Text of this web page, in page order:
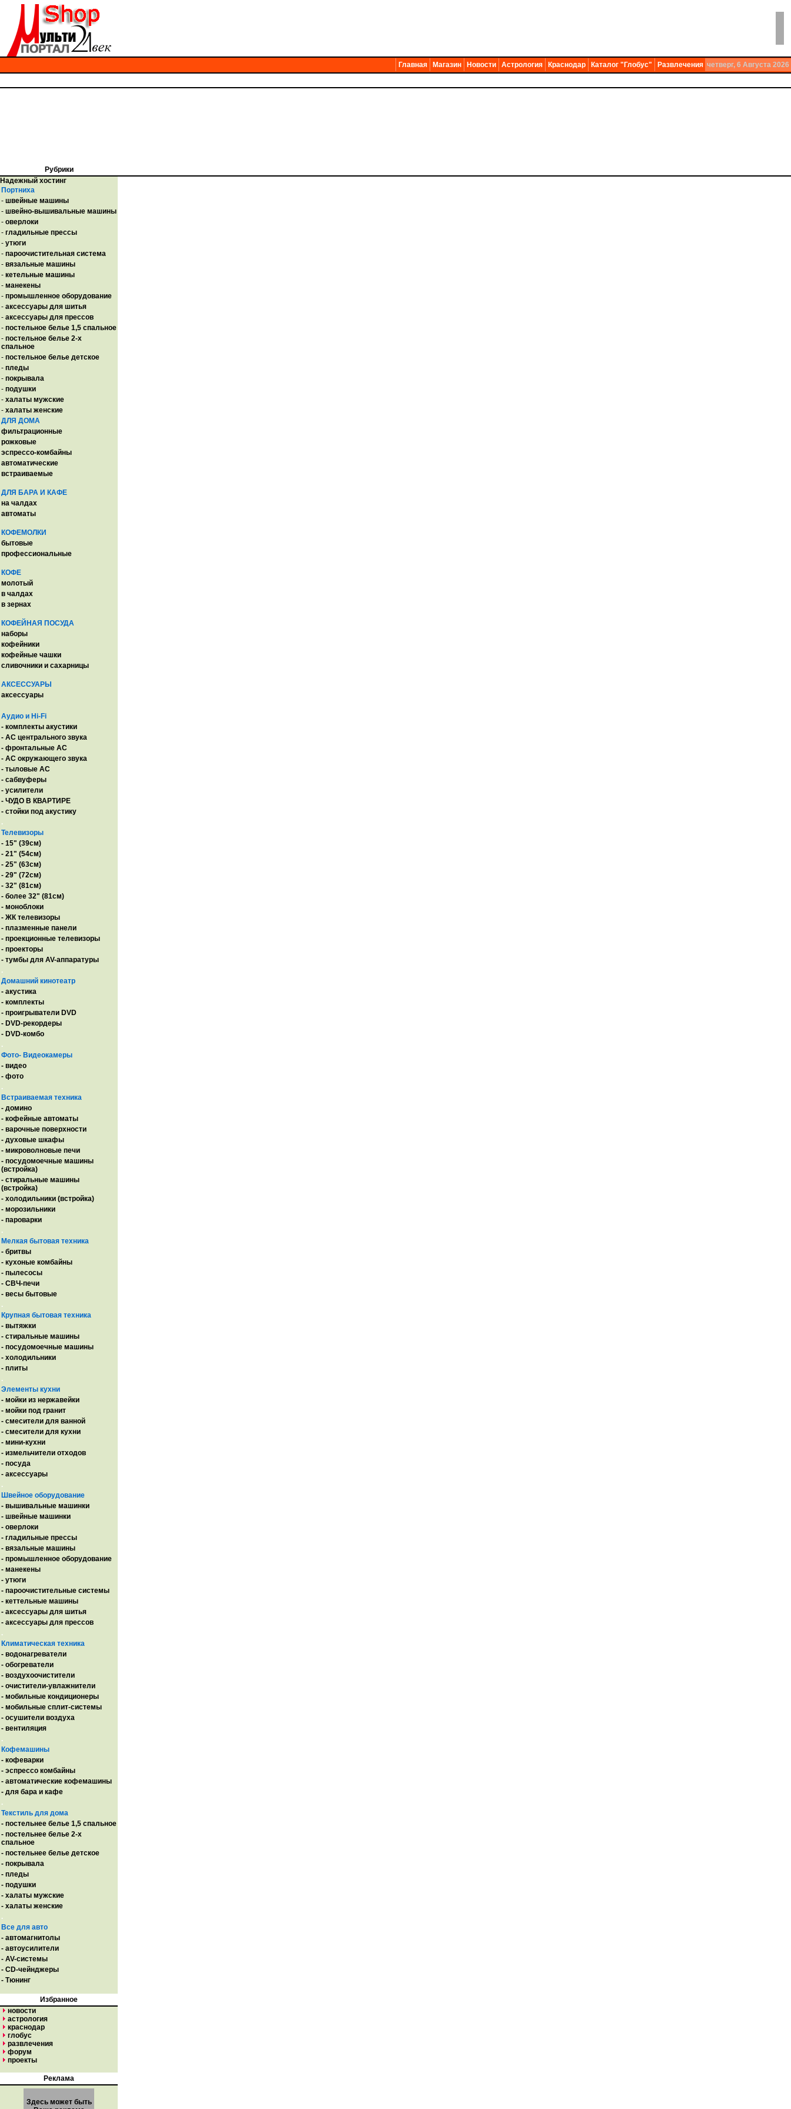
Главная Магазин Новости Астрология Краснодар Каталог "Глобус" Развлечения четверг, 6 Августа 2026
Рубрики
Надежный хостинг
Портниха
- швейные машины
- швейно-вышивальные машины
- оверлоки
- гладильные прессы
- утюги
- пароочистительная система
- вязальные машины
- кетельные машины
- манекены
- промышленное оборудование
- аксессуары для шитья
- аксессуары для прессов
- постельное белье 1,5 спальное
- постельное белье 2-х
спальное
- постельное белье детское
- пледы
- покрывала
- подушки
- халаты мужские
- халаты женские
ДЛЯ ДОМА
фильтрационные
рожковые
эспрессо-комбайны
автоматические
встраиваемые
ДЛЯ БАРА И КАФЕ
на чалдах
автоматы
КОФЕМОЛКИ
бытовые
профессиональные
КОФЕ
молотый
в чалдах
в зернах
КОФЕЙНАЯ ПОСУДА
наборы
кофейники
кофейные чашки
сливочники и сахарницы
АКСЕССУАРЫ
аксессуары
Аудио и Hi-Fi
- комплекты акустики
- AC центрального звука
- фронтальные АС
- АС окружающего звука
- тыловые АС
- сабвуферы
- усилители
- ЧУДО В КВАРТИРЕ
- стойки под акустику
.
Телевизоры
- 15" (39см)
- 21" (54см)
- 25" (63см)
- 29" (72см)
- 32" (81см)
- более 32" (81см)
- моноблоки
- ЖК телевизоры
- плазменные панели
- проекционные телевизоры
- проекторы
- тумбы для AV-аппаратуры
.
Домашний кинотеатр
- акустика
- комплекты
- проигрыватели DVD
- DVD-рекордеры
- DVD-комбо
.
Фото- Видеокамеры
- видео
- фото
.
Встраиваемая техника
- домино
- кофейные автоматы
- варочные поверхности
- духовые шкафы
- микроволновые печи
- посудомоечные машины
(встройка)
- стиральные машины
(встройка)
- холодильники (встройка)
- морозильники
- пароварки
.
Мелкая бытовая техника
- бритвы
- кухоные комбайны
- пылесосы
- СВЧ-печи
- весы бытовые
.
Крупная бытовая техника
- вытяжки
- стиральные машины
- посудомоечные машины
- холодильники
- плиты
.
Элементы кухни
- мойки из нержавейки
- мойки под гранит
- смесители для ванной
- смесители для кухни
- мини-кухни
- измельчители отходов
- посуда
- аксессуары
.
Швейное оборудование
- вышивальные машинки
- швейные машинки
- оверлоки
- гладильные прессы
- вязальные машины
- промышленное оборудование
- манекены
- утюги
- пароочистительные системы
- кеттельные машины
- аксессуары для шитья
- аксессуары для прессов
.
Климатическая техника
- водонагреватели
- обогреватели
- воздухоочистители
- очистители-увлажнители
- мобильные кондиционеры
- мобильные сплит-системы
- осушители воздуха
- вентиляция
.
Кофемашины
- кофеварки
- эспрессо комбайны
- автоматические кофемашины
- для бара и кафе
.
Текстиль для дома
- постельнее белье 1,5 спальное
- постельнее белье 2-х
спальное
- постельнее белье детское
- покрывала
- пледы
- подушки
- халаты мужские
- халаты женские
.
Все для авто
- автомагнитолы
- автоусилители
- AV-системы
- CD-чейнджеры
- Тюнинг
Избранное
новости
астрология
краснодар
глобус
развлечения
форум
проекты
Реклама
Здесь может быть